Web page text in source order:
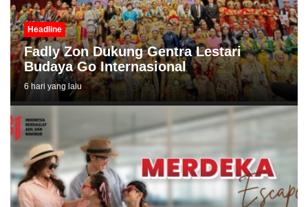
Headline
Fadly Zon Dukung Gentra Lestari
Budaya Go Internasional
6 hari yang lalu